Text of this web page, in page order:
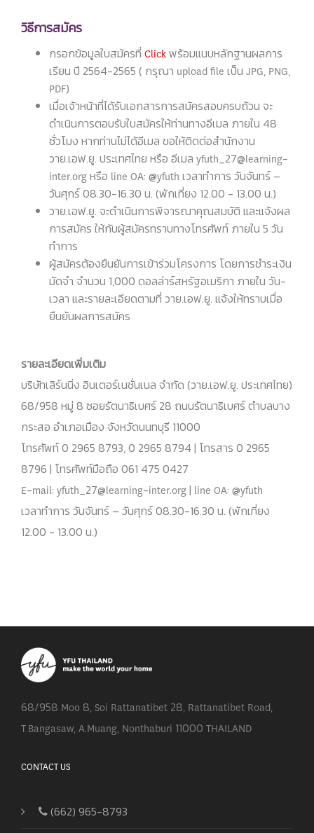
วิธีการสมัคร
กรอกข้อมูลใบสมัครที่ Clickพร้อมแนบหลักฐานผลการ
เรียน ปี 2564-2565 ( กรุณา upload file เป็น JPG, PNG,
PDF)
เมื่อเจ้าหน้าที่ได้รับเอกสารการสมัครสอบครบถ้วน จะ
ดำเนินการตอบรับใบสมัครให้ท่านทางอีเมล ภายใน 48
ชั่วโมง หากท่านไม่ได้อีเมล ขอให้ติดต่อสำนักงาน
วาย.เอฟ.ยู. ประเทศไทย หรือ อีเมล yfuth_27@learning-
inter.org หรือ line OA: @yfuth เวลาทำการ วันจันทร์ –
วันศุกร์ 08.30-16.30 น. (พักเที่ยง 12.00 - 13.00 น.)
วาย.เอฟ.ยู. จะดำเนินการพิจารณาคุณสมบัติ และแจ้งผล
การสมัคร ให้กับผู้สมัครทราบทางโทรศัพท์ ภายใน 5 วัน
ทำการ
ผู้สมัครต้องยืนยันการเข้าร่วมโครงการ โดยการชำระเงิน
มัดจำ จำนวน 1,000 ดอลล่าร์สหรัฐอเมริกา ภายใน วัน-
เวลา และรายละเอียดตามที่ วาย.เอฟ.ยู. แจ้งให้ทราบเมื่อ
ยืนยันผลการสมัคร
รายละเอียดเพิ่มเติม
บริษัทเลิร์นนิ่ง อินเตอร์เนชั่นเนล จำกัด (วาย.เอฟ.ยู. ประเทศไทย)
68/958 หมู่ 8 ซอยรัตนาธิเบศร์ 28 ถนนรัตนาธิเบศร์ ตำบลบาง
กระสอ อำเภอเมือง จังหวัดนนทบุรี 11000
โทรศัพท์ 0 2965 8793, 0 2965 8794 | โทรสาร 0 2965
8796 | โทรศัพท์มือถือ 061 475 0427
E-mail: yfuth_27@learning-inter.org | line OA: @yfuth
เวลาทำการ วันจันทร์ – วันศุกร์ 08.30-16.30 น. (พักเที่ยง
12.00 - 13.00 น.)
68/958 Moo 8, Soi Rattanatibet 28, Rattanatibet Road,
T.Bangasaw, A.Muang, Nonthaburi 11000 THAILAND
CONTACT US
(662) 965-8793